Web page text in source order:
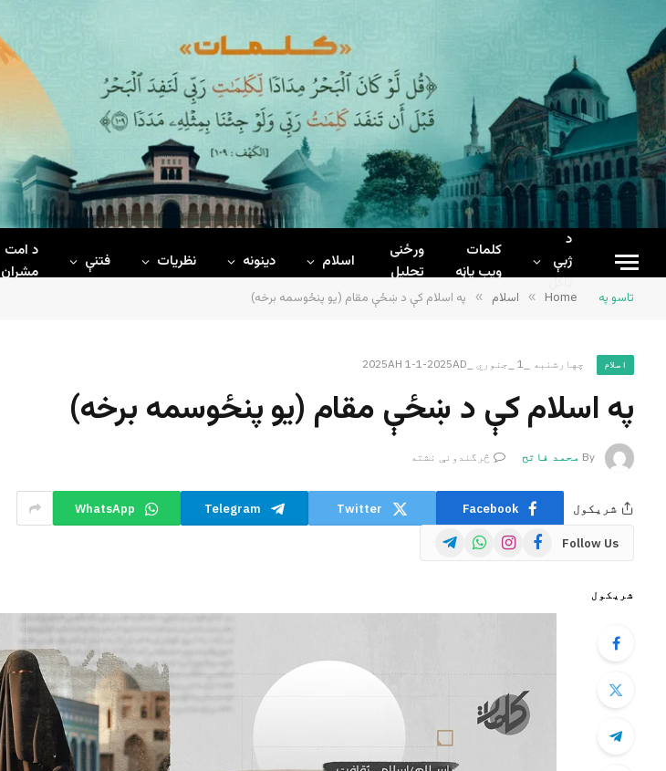
د
ژبې
ټاکل
کلمات
ويب پاڼه
ورځنی
تحلیل
اسلام دینونه نظریات فتنې
د امت
مشران
تاسو په Home
» اسلام » په اسلام کې د ښځې مقام (یو پنځوسمه برخه)
اسلام چهارشنبه _1 _جنوري _2025AH 1-1-2025AD
په اسلام کې د ښځې مقام (یو پنځوسمه برخه)
By محمد فاتح څرگندونې نشته
شریکول Facebook
Twitter
Telegram
WhatsApp
Follow Us
Facebook
Instagram
WhatsApp
Telegram
شریکول